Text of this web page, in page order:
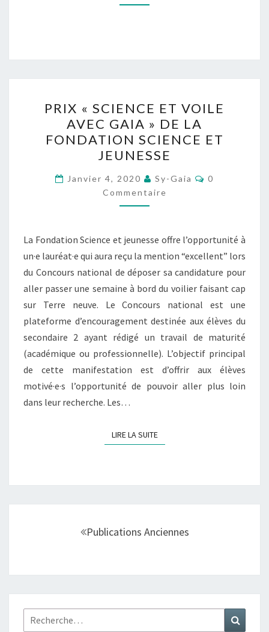
JEUNESSE
À
BORD
DE
GAIA
« SCIENCE
ET
VOILE
AVEC
GAIA »
DE
LA
SCIENCE
ET
JEUNESSE
PRIX « SCIENCE ET VOILE
AVEC GAIA » DE LA
FONDATION SCIENCE ET
JEUNESSE
Janvier 4, 2020 Sy-Gaia
0
Commentaire
La Fondation Science et jeunesse offre l’opportunité à
un·e lauréat·e qui aura reçu la mention “excellent” lors
du Concours national de déposer sa candidature pour
aller passer une semaine à bord du voilier faisant cap
sur Terre neuve. Le Concours national est une
plateforme d’encouragement destinée aux élèves du
secondaire 2 ayant rédigé un travail de maturité
(académique ou professionnelle). L’objectif principal
de cette manifestation est d’offrir aux élèves
motivé·e·s l’opportunité de pouvoir aller plus loin
dans leur recherche. Les…
LIRE LA SUITELIRE LA SUITE
articles
Publications Anciennes
Rechercher :